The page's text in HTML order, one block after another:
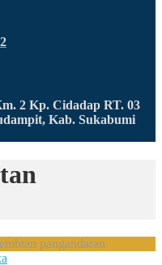
2 Kp. Cidadap RT. 03
Kab. Sukabumi
pangandaran